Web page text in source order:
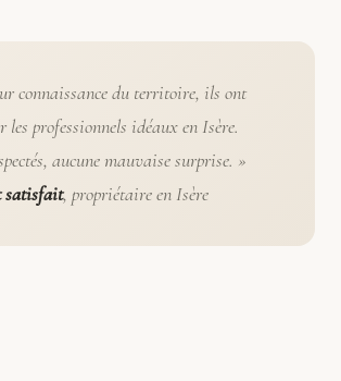
connaissance du territoire, ils ont
les professionnels idéaux en Isère.
aucune mauvaise surprise. »
satisfait, propriétaire en Isère